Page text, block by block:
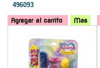
496093
Agregar al carrito Mas